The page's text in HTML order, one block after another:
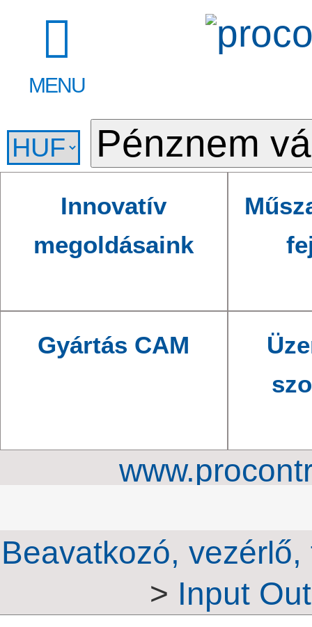
MENU
Innovatív
megoldásaink
Gyártás CAM
Beavatkozó,
> Input